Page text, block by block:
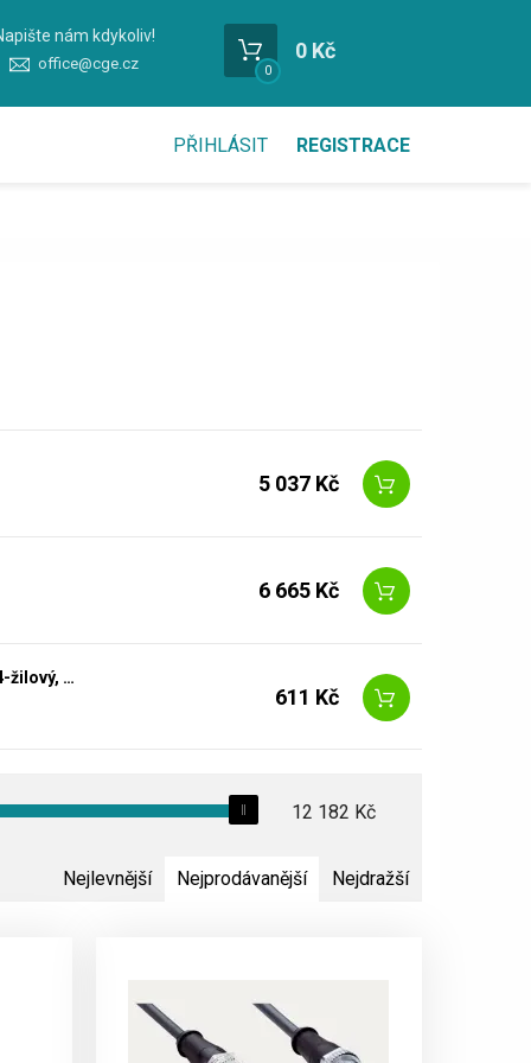
nám kdykoliv!
office@cge.cz 0
0 Kč
PŘIHLÁSIT REGISTRACE
5 037 Kč
6 665 Kč
YF2A14-050UB3M2A14 Kabely senzoru a aktuátoru, 5 m, 4-žilový, PUR
611 Kč
12 182 Kč
Nejlevnější Nejprodávanější Nejdražší